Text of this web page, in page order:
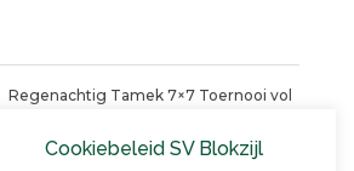
Regenachtig Tamek 7×7 Toernooi vol
9 JUNI 2025
Cookiebeleid SV Blokzijl